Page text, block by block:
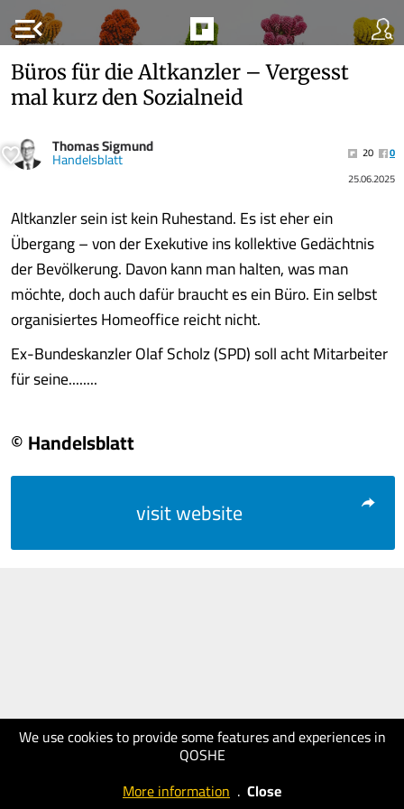
menu_open
We use cookies to provide some features and experiences in
QOSHE
More information . Close
Büros für die Altkanzler – Vergesst
mal kurz den Sozialneid
Thomas Sigmund
Handelsblatt 20
0
25.06.2025
Altkanzler sein ist kein Ruhestand. Es ist eher ein
Übergang – von der Exekutive ins kollektive Gedächtnis
der Bevölkerung. Davon kann man halten, was man
möchte, doch auch dafür braucht es ein Büro. Ein selbst
organisiertes Homeoffice reicht nicht.
Ex-Bundeskanzler Olaf Scholz (SPD) soll acht Mitarbeiter
für seine........
© Handelsblatt
visit website